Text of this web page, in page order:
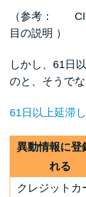
（参考：
目の説明 ）
しかし、61日
のと、そうで
61日以上延滞
異動情報に登
れる
クレジットカ